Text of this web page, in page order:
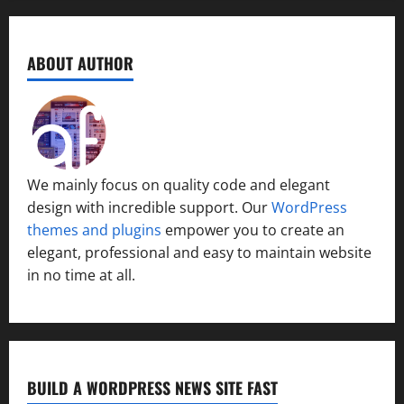
ABOUT AUTHOR
We mainly focus on quality code and elegant
design with incredible support. OurWordPress
themes and plugins empower you to create an
elegant, professional and easy to maintain website
in no time at all.
BUILD A WORDPRESS NEWS SITE FAST